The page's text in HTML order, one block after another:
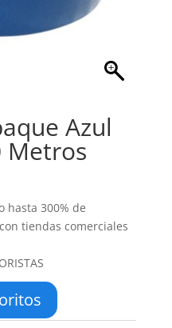
Azul
Metros
hasta 300% de
tiendas comerciales